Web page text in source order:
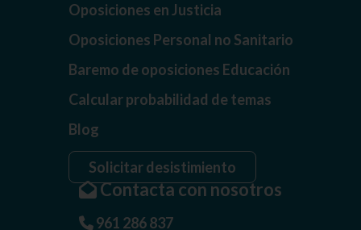
Oposiciones en Justicia
Oposiciones Personal no Sanitario
Baremo de oposiciones Educación
Calcular probabilidad de temas
Blog
Solicitar desistimiento
Contacta con nosotros
961 286 837